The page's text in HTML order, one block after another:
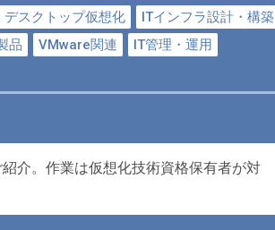
スクトップ仮想化
ITインフラ設計・構築
品 VMware関連 IT管理・運用
介。作業は仮想化技術資格保有者が対